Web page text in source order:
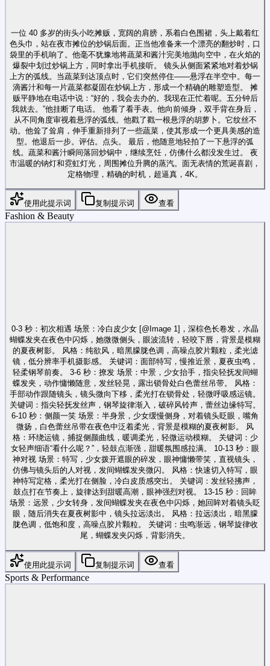
一位 40 多岁的街头小吃摊贩，宽阔的肩膀，系着白色围裙，头上戴着红
色头巾，站在夜市摊位的炒锅后面。正当他准备来一个漂亮的翻炒时，口
袋里的手机响了。他毫不犹豫地将蔬菜和酱汁完美地抛向空中，在火焰的
爆裂中划过炒锅上方，同时拿出手机接听。 镜头从侧面紧紧地对着炒锅
上方的弧线。当蔬菜到达顶点时，它们突然停住——悬浮在半空中。每一
滴酱汁和每一片蔬菜都凝固在炒锅上方，形成一个精确的雕塑造型。 摊
贩平静地在电话中说：“好的，我会去办的。我现在正忙着呢。五分钟后
我就去。”他挂断了电话。 他看了看手表。他向前倾身，双手背在身后，
从不同角度审视着悬浮的弧线。他戳了戳一根悬浮的胡萝卜。它纹丝不
动。他耸了耸肩，伸手重新排列了一些蔬菜，使其形成一个更具美感的造
型。他退后一步。评估。点头。 最后，他随意地轻拍了一下悬浮的弧
线。蔬菜和酱汁瞬间落回炒锅中，继续烹饪，仿佛什么都没发生过。 夜
市温暖的钠灯和霓虹灯光，周围摊位升腾的蒸汽。面无表情的荒诞喜剧，
定格物理，精确的时机，超逼真，4K。
使用此提示词 复制提示词 查看
Fashion & Beauty
0-3 秒：初次相遇 场景：冷白皮少女 [@Image 1]，深棕色长卷发，水晶
蝴蝶发夹在夜色中闪烁，她微微侧头，眼波流转，轻咬下唇，背景是模糊
的夏夜树影。 风格：纯欲风，暗黑朦胧色调，高噪点胶片颗粒，柔光滤
镜，低分辨率手机摄影感。 关键词：面部特写，慢推近景，夏夜虫鸣，
轻柔钢琴前奏。 3-6 秒：撩发 场景：中景，少女抬手，指尖轻抚发间蝴
蝶发夹，动作慵懒随意，发丝轻晃，露出锁骨处白色蕾丝吊带。 风格：
手部动作跟随镜头，镜头微向下移，柔光打在锁骨处，轻微呼吸感运镜。
关键词：指尖轻抚发丝声，钢琴旋律渐入，破碎风铃声，蕾丝边缘特写。
6-10 秒：侧颜一笑 场景：半身景，少女缓慢侧身，对着镜头眨眼，嘴角
微扬，白色蕾丝吊带在夜色中泛着柔光，背景是模糊的夏夜树影。 风
格：环绕运镜，捕捉侧颜曲线，暖调柔光，轻微运动模糊。 关键词：少
女轻声细语“看什么呢？”，轻鼓点渐强，甜暖氛围感拉满。 10-13 秒：眼
神对视 场景：特写，少女拨开遮眼的碎发，眼神慵懒带笑，直视镜头，
仿佛与镜头后的人对视，发间蝴蝶发夹微闪。 风格：快速切入特写，眼
神特写定格，柔光打在侧脸，冷白皮质感突出。 关键词：发丝轻拂声，
鼓点打在节奏上，旋律达到甜暖高潮，眼神强烈对视。 13-15 秒：回眸
场景：远景，少女转身，发间蝴蝶发夹在夜色中闪烁，她回眸对着镜头眨
眼，随后消失在夏夜树影中，镜头拉远淡出。 风格：拉远淡出，暗黑朦
胧色调，低饱和度，高噪点胶片颗粒。 关键词：虫鸣渐远，钢琴旋律收
尾，蝴蝶发夹闪烁，背影消失。
使用此提示词 复制提示词 查看
Sports & Performance